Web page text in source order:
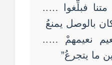
فبلِّغوا …..
بالوصل يمنعُ
نعيمهمْ …..
ما يتجرعُ”